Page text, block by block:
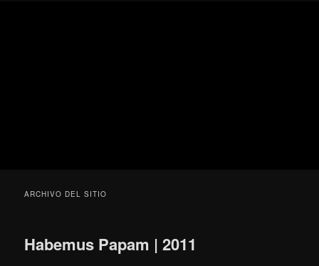
ARCHIVO DEL SITIO
Habemus Papam | 2011